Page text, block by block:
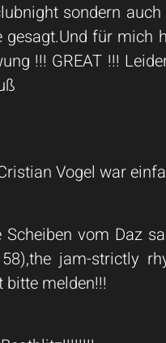
sondern
für mich
!!! GREAT !!!
Vogel war
vom Daz
jam-strictly
melden!!!